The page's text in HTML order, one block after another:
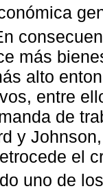
más
alto
entre
de
y
el
uno de